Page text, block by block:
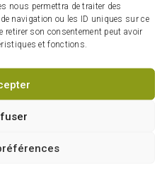
nous permettra de traiter des
navigation ou les ID uniques sur ce
retirer son consentement peut avoir
et fonctions.
du-
la relève
du Fonds
agricoles qui